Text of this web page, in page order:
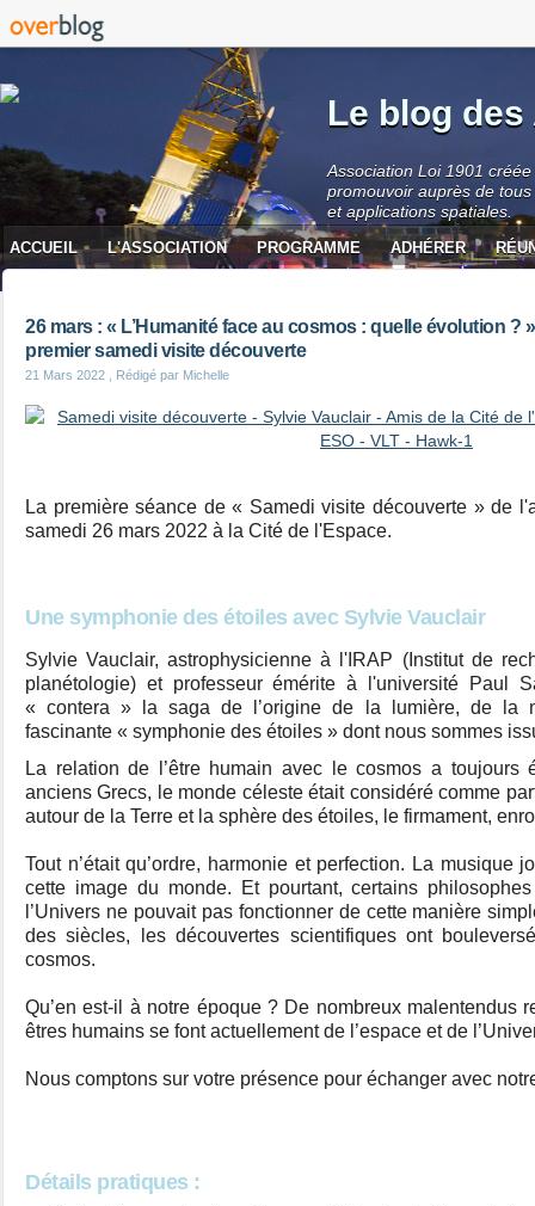
Le blog
Association Loi 1901
promouvoir auprès de
et applications spatiales.
ACCUEIL L'ASSOCIATION PROGRAMME ADHÉRER
26 mars : « L’Humanité face au cosmos : quelle évolution ?
premier samedi visite découverte
21 Mars 2022 , Rédigé par Michelle
La première séance de « Samedi visite découverte » de
samedi 26 mars 2022 à la Cité de l'Espace.
Une symphonie des étoiles avec Sylvie Vauclair
Sylvie Vauclair, astrophysicienne à l'IRAP (Institut de
planétologie) et professeur émérite à l'université Paul
« contera » la saga de l’origine de la lumière, de la
fascinante « symphonie des étoiles » dont nous sommes
La relation de l’être humain avec le cosmos a toujours
anciens Grecs, le monde céleste était considéré comme
autour de la Terre et la sphère des étoiles, le firmament,
Tout n’était qu’ordre, harmonie et perfection. La musique
cette image du monde. Et pourtant, certains
l’Univers ne pouvait pas fonctionner de cette manière
des siècles, les découvertes scientifiques ont
cosmos.
Qu’en est-il à notre époque ? De nombreux malentendus
êtres humains se font actuellement de l’espace et de
Nous comptons sur votre présence pour échanger avec
Détails pratiques :